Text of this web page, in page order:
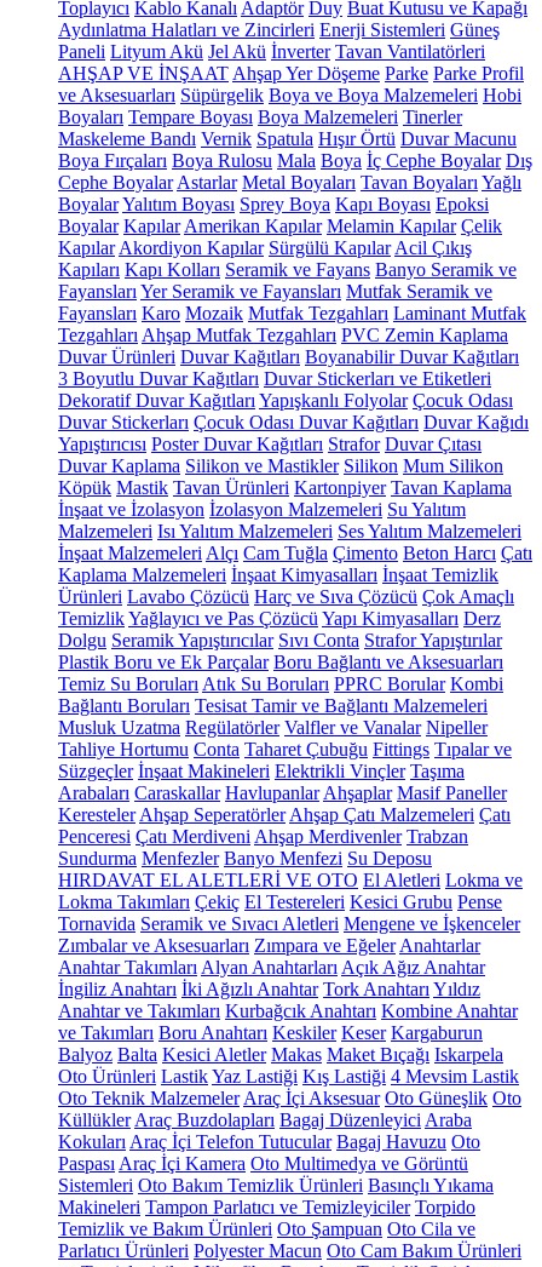
Toplayıcı Kablo Kanalı Adaptör Duy Buat Kutusu ve Kapağı
Aydınlatma Halatları ve Zincirleri Enerji Sistemleri Güneş
Paneli Lityum Akü Jel Akü İnverter Tavan Vantilatörleri
AHŞAP VE İNŞAAT Ahşap Yer Döşeme Parke Parke Profil
ve Aksesuarları Süpürgelik Boya ve Boya Malzemeleri Hobi
Boyaları Tempare Boyası Boya Malzemeleri Tinerler
Maskeleme Bandı Vernik Spatula Hışır Örtü Duvar Macunu
Boya Fırçaları Boya Rulosu Mala Boya İç Cephe Boyalar Dış
Cephe Boyalar Astarlar Metal Boyaları Tavan Boyaları Yağlı
BoyalarYalıtım Boyası Sprey Boya Kapı Boyası Epoksi
Boyalar Kapılar Amerikan Kapılar Melamin Kapılar Çelik
Kapılar Akordiyon Kapılar Sürgülü Kapılar Acil Çıkış
Kapıları Kapı Kolları Seramik ve Fayans Banyo Seramik ve
Fayansları Yer Seramik ve Fayansları Mutfak Seramik ve
Fayansları Karo Mozaik Mutfak Tezgahları Laminant Mutfak
Tezgahları Ahşap Mutfak Tezgahları PVC Zemin Kaplama
Duvar Ürünleri Duvar Kağıtları Boyanabilir Duvar Kağıtları
3 Boyutlu Duvar Kağıtları Duvar Stickerları ve Etiketleri
Dekoratif Duvar Kağıtları Yapışkanlı Folyolar Çocuk Odası
Duvar Stickerları Çocuk Odası Duvar Kağıtları Duvar Kağıdı
Yapıştırıcısı Poster Duvar Kağıtları Strafor Duvar Çıtası
Duvar Kaplama Silikon ve Mastikler Silikon Mum Silikon
Köpük Mastik Tavan Ürünleri Kartonpiyer Tavan Kaplama
İnşaat ve İzolasyon İzolasyon Malzemeleri Su Yalıtım
Malzemeleri Isı Yalıtım Malzemeleri Ses Yalıtım Malzemeleri
İnşaat Malzemeleri Alçı Cam Tuğla Çimento Beton Harcı Çatı
Kaplama Malzemeleri İnşaat Kimyasalları İnşaat Temizlik
Ürünleri Lavabo Çözücü Harç ve Sıva Çözücü Çok Amaçlı
TemizlikYağlayıcı ve Pas Çözücü Yapı Kimyasalları Derz
Dolgu Seramik Yapıştırıcılar Sıvı Conta Strafor Yapıştırılar
Plastik Boru ve Ek Parçalar Boru Bağlantı ve Aksesuarları
Temiz Su Boruları Atık Su Boruları PPRC Borular Kombi
Bağlantı Boruları Tesisat Tamir ve Bağlantı Malzemeleri
Musluk Uzatma Regülatörler Valfler ve Vanalar Nipeller
Tahliye Hortumu Conta Taharet Çubuğu Fittings Tıpalar ve
Süzgeçler İnşaat Makineleri Elektrikli Vinçler Taşıma
Arabaları Caraskallar Havlupanlar Ahşaplar Masif Paneller
Keresteler Ahşap Seperatörler Ahşap Çatı Malzemeleri Çatı
Penceresi Çatı Merdiveni Ahşap Merdivenler Trabzan
Sundurma Menfezler Banyo Menfezi Su Deposu
HIRDAVAT EL ALETLERİ VE OTO El Aletleri Lokma ve
Lokma Takımları Çekiç El Testereleri Kesici Grubu Pense
Tornavida Seramik ve Sıvacı Aletleri Mengene ve İşkenceler
Zımbalar ve Aksesuarları Zımpara ve Eğeler Anahtarlar
Anahtar Takımları Alyan Anahtarları Açık Ağız Anahtar
İngiliz Anahtarı İki Ağızlı Anahtar Tork Anahtarı Yıldız
Anahtar ve Takımları Kurbağcık Anahtarı Kombine Anahtar
ve Takımları Boru Anahtarı Keskiler Keser Kargaburun
Balyoz Balta Kesici Aletler Makas Maket Bıçağı Iskarpela
Oto Ürünleri LastikYaz Lastiği Kış Lastiği 4 Mevsim Lastik
Oto Teknik Malzemeler Araç İçi Aksesuar Oto Güneşlik Oto
Küllükler Araç Buzdolapları Bagaj Düzenleyici Araba
Kokuları Araç İçi Telefon Tutucular Bagaj Havuzu Oto
Paspası Araç İçi Kamera Oto Multimedya ve Görüntü
Sistemleri Oto Bakım Temizlik Ürünleri Basınçlı Yıkama
Makineleri Tampon Parlatıcı ve Temizleyiciler Torpido
Temizlik ve Bakım Ürünleri Oto Şampuan Oto Cila ve
Parlatıcı Ürünleri Polyester Macun Oto Cam Bakım Ürünleri